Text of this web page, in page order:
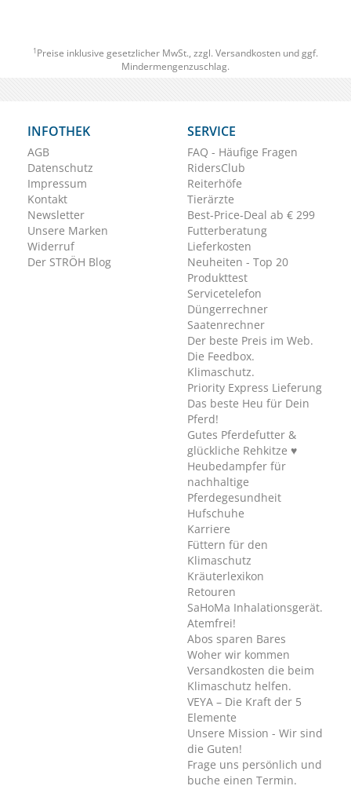
1 Preise inklusive gesetzlicher MwSt., zzgl. Versandkosten und ggf.
Mindermengenzuschlag.
INFOTHEK
AGB
Datenschutz
Impressum
Kontakt
Newsletter
Unsere Marken
Widerruf
Der STRÖH Blog
SERVICE
FAQ - Häufige Fragen
RidersClub
Reiterhöfe
Tierärzte
Best-Price-Deal ab € 299
Futterberatung
Lieferkosten
Neuheiten - Top 20
Produkttest
Servicetelefon
Düngerrechner
Saatenrechner
Der beste Preis im Web.
Die Feedbox.
Klimaschutz.
Priority Express Lieferung
Das beste Heu für Dein
Pferd!
Gutes Pferdefutter &
glückliche Rehkitze ♥
Heubedampfer für
nachhaltige
Pferdegesundheit
Hufschuhe
Karriere
Füttern für den
Klimaschutz
Kräuterlexikon
Retouren
SaHoMa Inhalationsgerät.
Atemfrei!
Abos sparen Bares
Woher wir kommen
Versandkosten die beim
Klimaschutz helfen.
VEYA – Die Kraft der 5
Elemente
Unsere Mission - Wir sind
die Guten!
Frage uns persönlich und
buche einen Termin.